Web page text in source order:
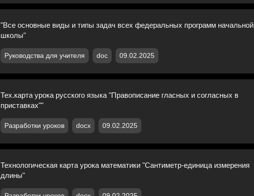
"Все основные виды и типы задач всех федеральных программ начальной
школы"
Руководства для учителя doc 09.02.2025
Тех.карта урока русского языка "Правописание гласных и согласных в
приставках""
Разработки уроков docx 09.02.2025
Технологическая карта урока математики "Сантиметр-единица измерения
длины"